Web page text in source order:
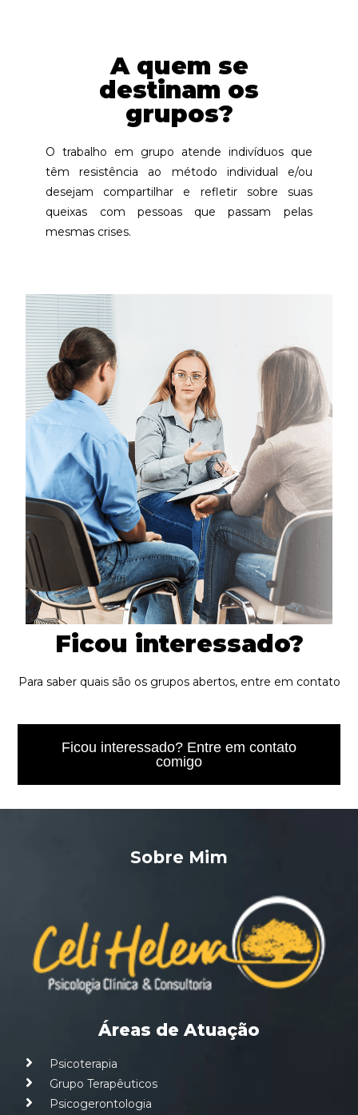
A quem se
destinam os
grupos?
O trabalho em grupo atende indivíduos que
têm resistência ao método individual e/ou
desejam compartilhar e refletir sobre suas
queixas com pessoas que passam pelas
mesmas crises.
Ficou interessado?
Para saber quais são os grupos abertos, entre em contato
Ficou interessado? Entre em contato
comigo
Sobre Mim
Áreas de Atuação
Psicoterapia
Grupo Terapêuticos
Psicogerontologia